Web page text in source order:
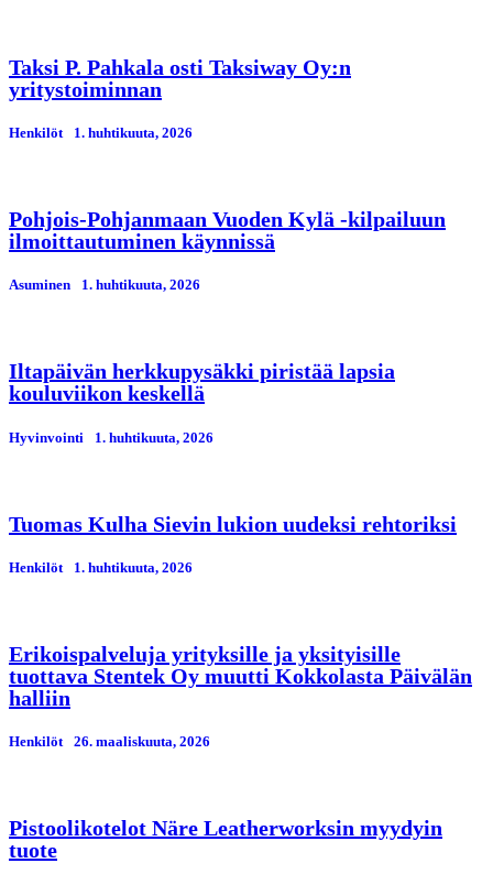
Taksi P. Pahkala osti Taksiway Oy:n
yritystoiminnan
Henkilöt 1. huhtikuuta, 2026
Pohjois-Pohjanmaan Vuoden Kylä -kilpailuun
ilmoittautuminen käynnissä
Asuminen 1. huhtikuuta, 2026
Iltapäivän herkkupysäkki piristää lapsia
kouluviikon keskellä
Hyvinvointi 1. huhtikuuta, 2026
Tuomas Kulha Sievin lukion uudeksi rehtoriksi
Henkilöt 1. huhtikuuta, 2026
Erikoispalveluja yrityksille ja yksityisille
tuottava Stentek Oy muutti Kokkolasta Päivälän
halliin
Henkilöt 26. maaliskuuta, 2026
Pistoolikotelot Näre Leatherworksin myydyin
tuote